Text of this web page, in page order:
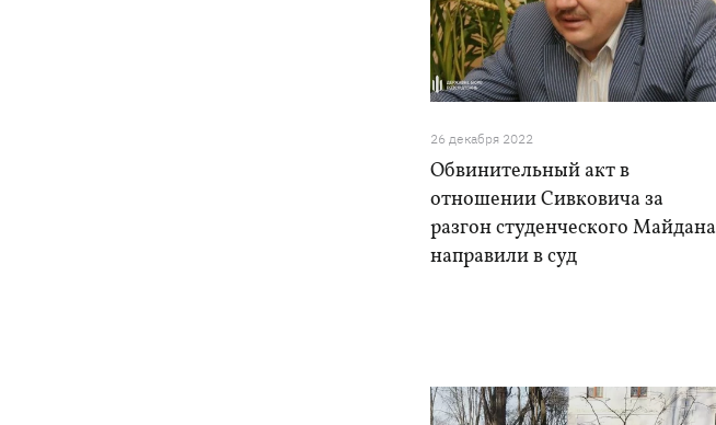
26 декабря 2022
Обвинительный акт в
отношении Сивковича за
разгон студенческого Майдана
направили в суд